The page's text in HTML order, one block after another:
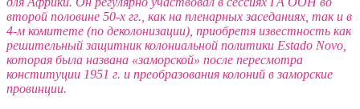
второй половине 50-х гг., как на пленарных заседаниях, так и в
4-м комитете (по деколонизации), приобретя известность как
решительный защитник колониальной политики Estado Novo,
которая была названа «заморской» после пересмотра
конституции 1951 г. и преобразования колоний в заморские
провинции.